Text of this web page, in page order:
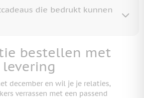
bestellen met
december en wil je je relaties,
verrassen met een passend
die bedrukt kunnen